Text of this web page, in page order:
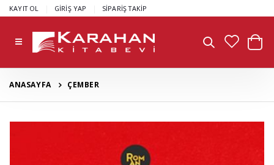
KAYIT OL GİRİŞ YAP SİPARİŞ TAKİP
ANASAYFA ÇEMBER